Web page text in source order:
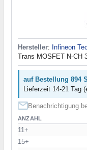
Hersteller: Infineon
Trans MOSFET N-CH
auf Bestellung 894
Lieferzeit 14-21 Tag
Benachrichtigung
ANZAHL
11+
15+